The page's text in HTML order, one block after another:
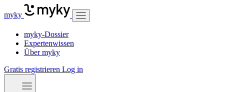
myky
myky-Dossier
Expertenwissen
Über myky
Gratis registrieren Log in